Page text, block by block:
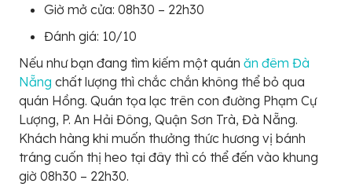
Giờ mở cửa: 08h30 – 22h30
Đánh giá: 10/10
Nếu như bạn đang tìm kiếm một quán ăn đêm Đà
Nẵng chất lượng thì chắc chắn không thể bỏ qua
quán Hồng. Quán tọa lạc trên con đường Phạm Cự
Lượng, P. An Hải Đông, Quận Sơn Trà, Đà Nẵng.
Khách hàng khi muốn thưởng thức hương vị bánh
tráng cuốn thị heo tại đây thì có thể đến vào khung
giờ 08h30 – 22h30.